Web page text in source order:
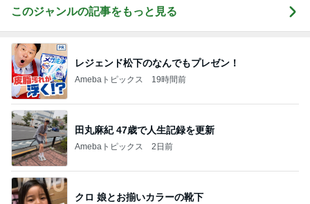
このジャンルの記事をもっと見る
レジェンド松下のなんでもプレゼン！
Amebaトピックス 19時間前
田丸麻紀 47歳で人生記録を更新
Amebaトピックス 2日前
クロ 娘とお揃いカラーの靴下